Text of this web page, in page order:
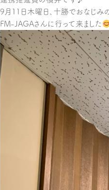
9月11日木曜日、十勝でおなじみ
FM-JAGAさんに行って来ました